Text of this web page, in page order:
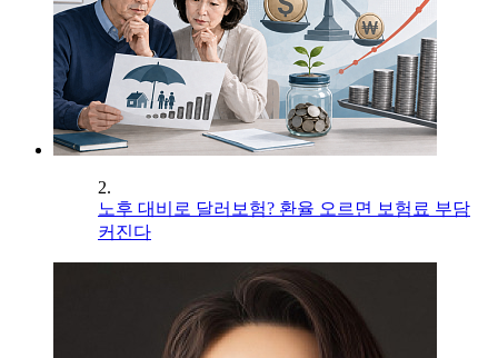
2.
노후 대비로 달러보험? 환율 오르면 보험료 부담
커진다